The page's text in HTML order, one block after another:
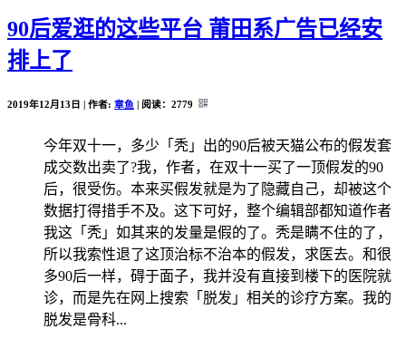
90后爱逛的这些平台 莆田系广告已经安
排上了
2019年12月13日 | 作者: 章鱼 | 阅读： 2779
今年双十一，多少「秃」出的90后被天猫公布的假发套
成交数出卖了?我，作者，在双十一买了一顶假发的90
后，很受伤。本来买假发就是为了隐藏自己，却被这个
数据打得措手不及。这下可好，整个编辑部都知道作者
我这「秃」如其来的发量是假的了。秃是瞒不住的了，
所以我索性退了这顶治标不治本的假发，求医去。和很
多90后一样，碍于面子，我并没有直接到楼下的医院就
诊，而是先在网上搜索「脱发」相关的诊疗方案。我的
脱发是骨科...